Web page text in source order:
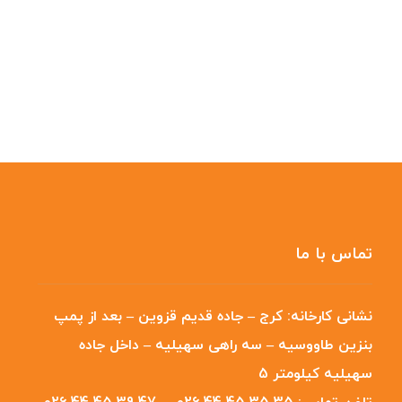
تماس با ما
نشانی کارخانه:کرج – جاده قدیم قزوین – بعد از پمپ
بنزین طاووسیه – سه راهی سهیلیه – داخل جاده
سهیلیه کیلومتر 5